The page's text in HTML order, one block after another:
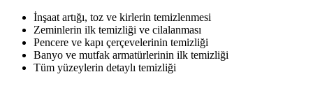
İnşaat artığı, toz ve kirlerin temizlenmesi
Zeminlerin ilk temizliği ve cilalanması
Pencere ve kapı çerçevelerinin temizliği
Banyo ve mutfak armatürlerinin ilk temizliği
Tüm yüzeylerin detaylı temizliği